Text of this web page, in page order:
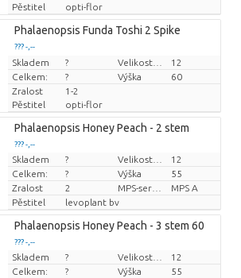
Pěstitel
opti-flor
Phalaenopsis Funda Toshi 2 Spike
??? -,--
Cena za kus
Skladem ?
12
Celkem:
? Výška
60
Zralost
1-2
Pěstitel
opti-flor
Phalaenopsis Honey Peach - 2 stem
??? -,--
Cena za kus
Skladem ?
12
Celkem:
? Výška
55
Zralost
2
MPS A
Pěstitel
levoplant bv
Phalaenopsis Honey Peach - 3 stem 60
??? -,--
Cena za kus
Skladem ?
12
Celkem:
? Výška 55